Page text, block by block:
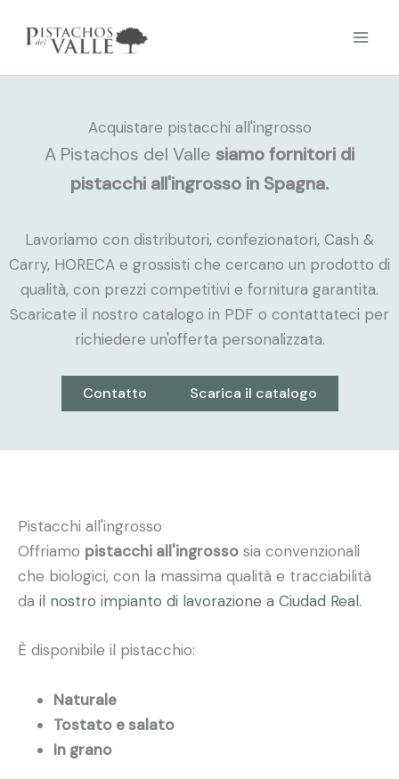
Acquistare pistacchi all'ingrosso
A Pistachos del Valle siamo fornitori di
pistacchi all'ingrosso in Spagna.
Lavoriamo con distributori, confezionatori, Cash &
Carry, HORECA e grossisti che cercano un prodotto di
qualità, con prezzi competitivi e fornitura garantita.
Scaricate il nostro catalogo in PDF o contattateci per
richiedere un'offerta personalizzata.
Contatto Scarica il catalogo
Pistacchi all'ingrosso
Offriamo pistacchi all'ingrosso sia convenzionali
che biologici, con la massima qualità e tracciabilità
da il nostro impianto di lavorazione a Ciudad Real.
È disponibile il pistacchio:
Naturale
Tostato e salato
In grano